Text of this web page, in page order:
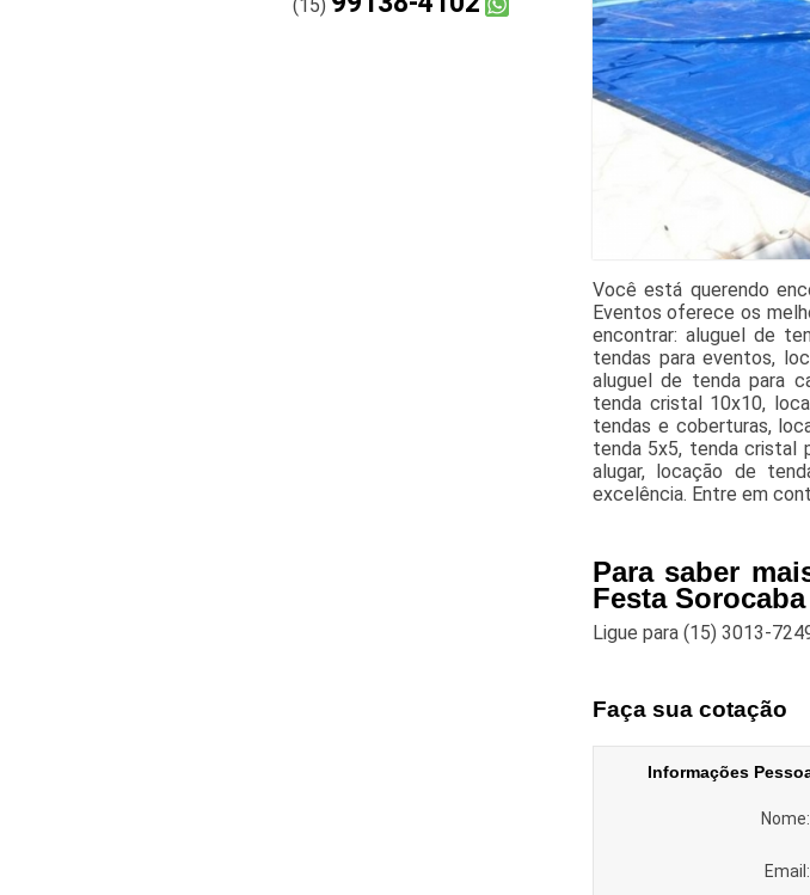
(15)
Você está querendo
Eventos oferece os
encontrar: aluguel de
tendas para eventos,
aluguel de tenda para
tenda cristal 10x10,
tendas e coberturas,
tenda 5x5, tenda cristal
alugar, locação de
excelência. Entre em
Para saber
Festa Sorocaba
Ligue para (15) 3013-
Faça sua cotação
Informações
Nome:
Email: